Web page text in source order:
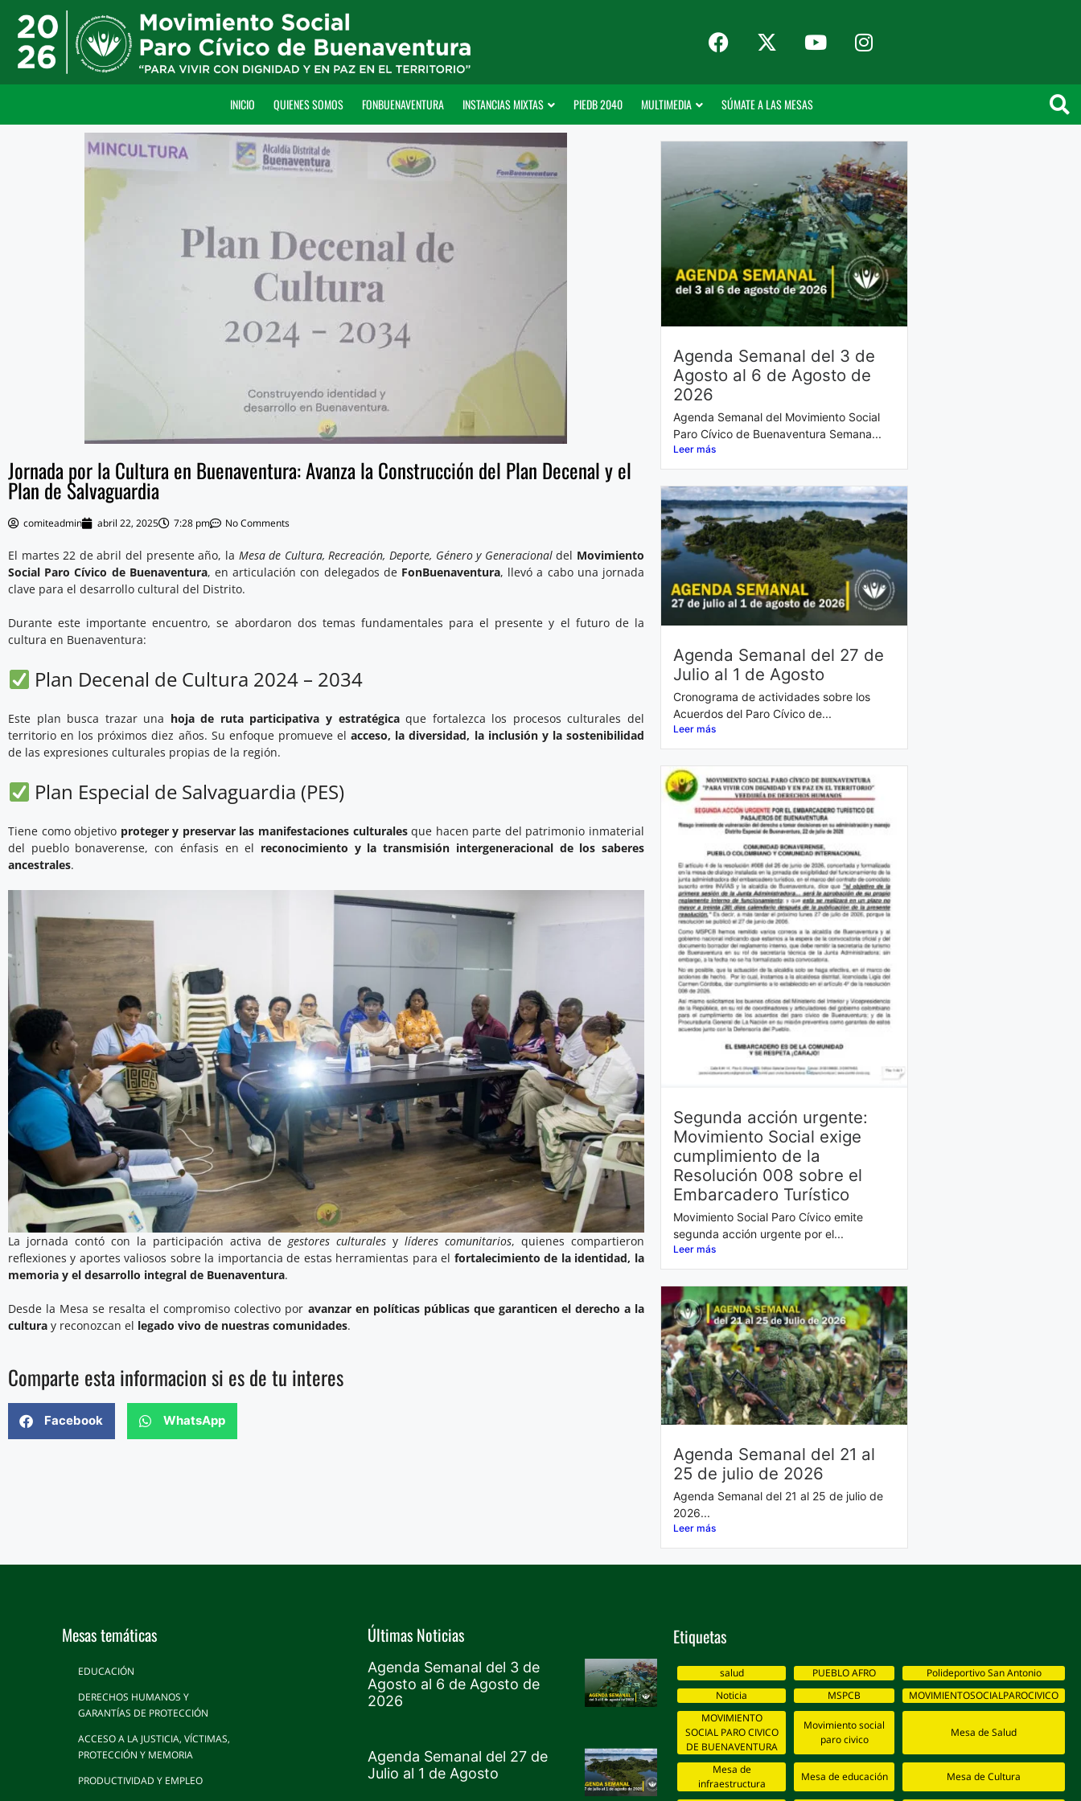
INICIO QUIENES SOMOS FONBUENAVENTURA INSTANCIAS MIXTAS PIEDB 2040 MULTIMEDIA SÚMATE A LAS MESAS
Jornada por la Cultura en Buenaventura: Avanza la Construcción del Plan Decenal y el
Plan de Salvaguardia
comiteadmin abril 22, 2025 7:28 pm No Comments
El martes 22 de abril del presente año, la Mesa de Cultura, Recreación, Deporte, Género y Generacionaldel Movimiento
Social Paro Cívico de Buenaventura, en articulación con delegados de FonBuenaventura, llevó a cabo una jornada
clave para el desarrollo cultural del Distrito.
Durante este importante encuentro, se abordaron dos temas fundamentales para el presente y el futuro de la
cultura en Buenaventura:
Plan Decenal de Cultura 2024 – 2034
Este plan busca trazar una hoja de ruta participativa y estratégicaque fortalezca los procesos culturales del
territorio en los próximos diez años. Su enfoque promueve elacceso, la diversidad, la inclusión y la sostenibilidad
de las expresiones culturales propias de la región.
Plan Especial de Salvaguardia (PES)
Tiene como objetivo proteger y preservar las manifestaciones culturalesque hacen parte del patrimonio inmaterial
del pueblo bonaverense, con énfasis en el reconocimiento y la transmisión intergeneracional de los saberes
ancestrales.
La jornada contó con la participación activa de gestores culturales y líderes comunitarios, quienes compartieron
reflexiones y aportes valiosos sobre la importancia de estas herramientas para el fortalecimiento de la identidad, la
memoria y el desarrollo integral de Buenaventura.
Desde la Mesa se resalta el compromiso colectivo por avanzar en políticas públicas que garanticen el derecho a la
cultura y reconozcan el legado vivo de nuestras comunidades.
Comparte esta informacion si es de tu interes
Facebook WhatsApp
Agenda Semanal del 3 de
Agosto al 6 de Agosto de
2026
Agenda Semanal del Movimiento Social
Paro Cívico de Buenaventura Semana...
Leer más
Agenda Semanal del 27 de
Julio al 1 de Agosto
Cronograma de actividades sobre los
Acuerdos del Paro Cívico de...
Leer más
Segunda acción urgente:
Movimiento Social exige
cumplimiento de la
Resolución 008 sobre el
Embarcadero Turístico
Movimiento Social Paro Cívico emite
segunda acción urgente por el...
Leer más
Agenda Semanal del 21 al
25 de julio de 2026
Agenda Semanal del 21 al 25 de julio de
2026...
Leer más
Mesas temáticas
EDUCACIÓN
DERECHOS HUMANOS Y
GARANTÍAS DE PROTECCIÓN
ACCESO A LA JUSTICIA, VÍCTIMAS,
PROTECCIÓN Y MEMORIA
PRODUCTIVIDAD Y EMPLEO
Últimas Noticias
Agenda Semanal del 3 de
Agosto al 6 de Agosto de
2026
Agenda Semanal del 27 de
Julio al 1 de Agosto
Etiquetas
salud PUEBLO AFRO
Polideportivo San Antonio
Noticia
MSPCB
MOVIMIENTOSOCIALPAROCIVICO
MOVIMIENTO
SOCIAL PARO CIVICO
DE BUENAVENTURA
Movimiento social
paro civico
Mesa de Salud
Mesa de
infraestructura
Mesa de educación Mesa de Cultura